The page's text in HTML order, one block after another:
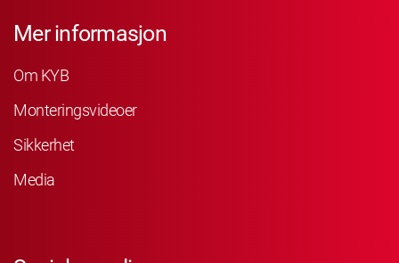
Mer informasjon
Om KYB
Monteringsvideoer
Sikkerhet
Media